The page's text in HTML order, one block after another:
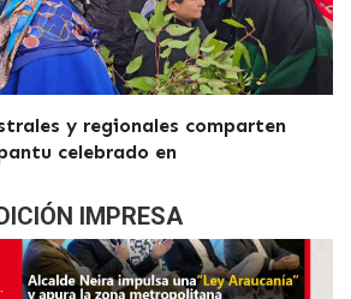
y regionales comparten
celebrado en
IMPRESA